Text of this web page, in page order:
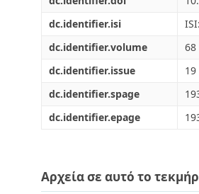
dc.identifier.isi
dc.identifier.volume
68
dc.identifier.issue
19
dc.identifier.spage
dc.identifier.epage
Αρχεία σε αυτό το